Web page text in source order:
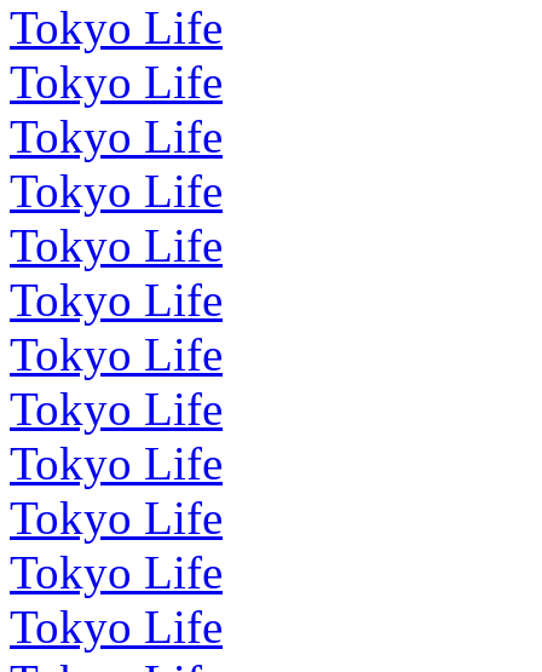
Tokyo Life
Tokyo Life
Tokyo Life
Tokyo Life
Tokyo Life
Tokyo Life
Tokyo Life
Tokyo Life
Tokyo Life
Tokyo Life
Tokyo Life
Tokyo Life